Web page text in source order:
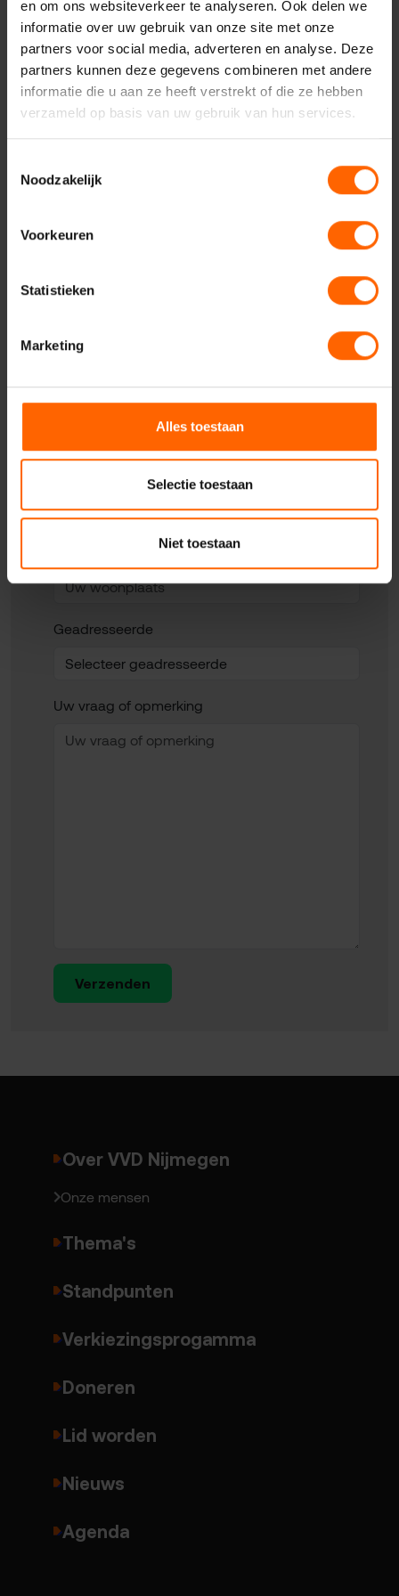
en om ons websiteverkeer te analyseren. Ook delen we
informatie over uw gebruik van onze site met onze
partners voor social media, adverteren en analyse. Deze
partners kunnen deze gegevens combineren met andere
informatie die u aan ze heeft verstrekt of die ze hebben
verzameld op basis van uw gebruik van hun services.
Noodzakelijk
Voorkeuren
Statistieken
Marketing
Alles toestaan
Selectie toestaan
Niet toestaan
Contact met VVD
Uw e-mailadres*
Uw telefoonnummer*
Geadresseerde
Uw vraag of opmerking
Verzenden
Over VVD Nijmegen
Onze mensen
Thema's
Standpunten
Verkiezingsprogamma
Doneren
Lid worden
Nieuws
Agenda